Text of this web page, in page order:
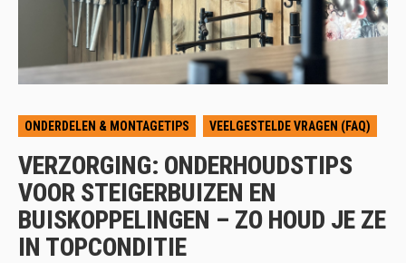
ONDERDELEN & MONTAGETIPS VEELGESTELDE VRAGEN (FAQ)
VERZORGING: ONDERHOUDSTIPS
VOOR STEIGERBUIZEN EN
BUISKOPPELINGEN – ZO HOUD JE ZE
IN TOPCONDITIE